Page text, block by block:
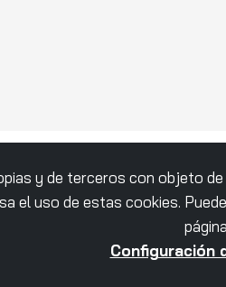
y de terceros con objeto
el uso de estas cookies.
página
Configuración
Juntos,